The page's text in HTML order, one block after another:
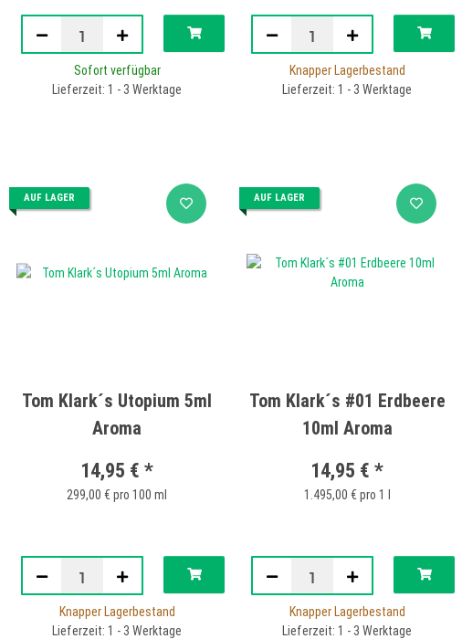
Sofort verfügbar
Lieferzeit: 1 - 3 Werktage
Knapper Lagerbestand
Lieferzeit: 1 - 3 Werktage
AUF LAGER
Tom Klark´s Utopium 5ml
Aroma
14,95 € *
299,00 € pro 100 ml
Knapper Lagerbestand
Lieferzeit: 1 - 3 Werktage
AUF LAGER
Tom Klark´s #01 Erdbeere
10ml Aroma
14,95 € *
1.495,00 € pro 1 l
Knapper Lagerbestand
Lieferzeit: 1 - 3 Werktage